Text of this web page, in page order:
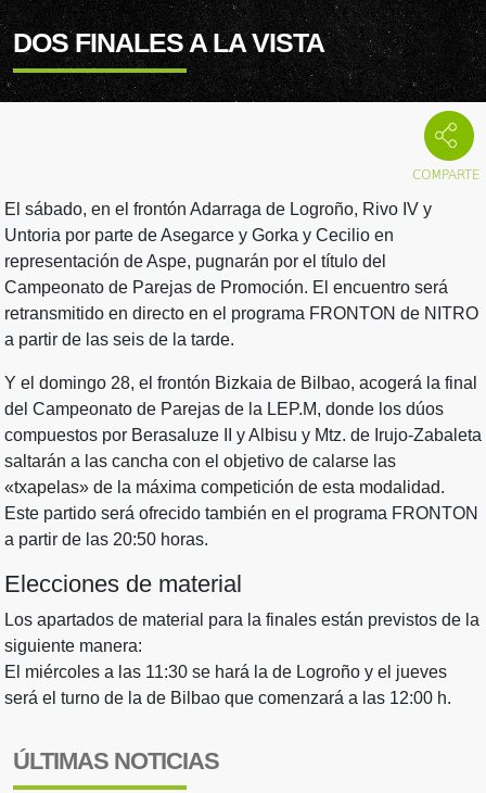
DOS FINALES A LA VISTA
El sábado, en el frontón Adarraga de Logroño, Rivo IV y
Untoria por parte de Asegarce y Gorka y Cecilio en
representación de Aspe, pugnarán por el título del
Campeonato de Parejas de Promoción. El encuentro será
retransmitido en directo en el programa FRONTON de NITRO
a partir de las seis de la tarde.
Y el domingo 28, el frontón Bizkaia de Bilbao, acogerá la final
del Campeonato de Parejas de la LEP.M, donde los dúos
compuestos por Berasaluze II y Albisu y Mtz. de Irujo-Zabaleta
saltarán a las cancha con el objetivo de calarse las
«txapelas» de la máxima competición de esta modalidad.
Este partido será ofrecido también en el programa FRONTON
a partir de las 20:50 horas.
Elecciones de material
Los apartados de material para la finales están previstos de la
siguiente manera:
El miércoles a las 11:30 se hará la de Logroño y el jueves
será el turno de la de Bilbao que comenzará a las 12:00 h.
ÚLTIMAS NOTICIAS